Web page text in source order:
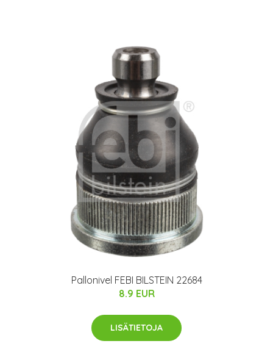
Pallonivel FEBI BILSTEIN 22684
8.9 EUR
LISÄTIETOJA